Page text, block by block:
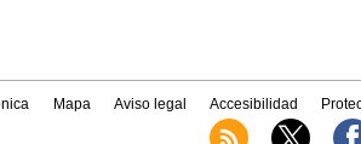
Mapa Aviso legal Accesibilidad